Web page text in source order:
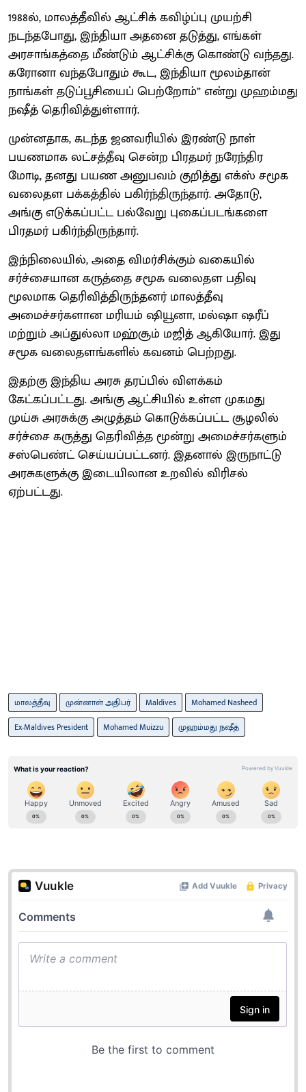
1988ல், மாலத்தீவில் ஆட்சிக் கவிழ்ப்பு முயற்சி
நடந்தபோது, இந்தியா அதனை தடுத்து, எங்கள்
அரசாங்கத்தை மீண்டும் ஆட்சிக்கு கொண்டு வந்தது.
கரோனா வந்தபோதும் கூட, இந்தியா மூலம்தான்
நாங்கள் தடுப்பூசியைப் பெற்றோம்” என்று முஹம்மது
நஷீத் தெரிவித்துள்ளார்.
முன்னதாக, கடந்த ஜனவரியில் இரண்டு நாள்
பயணமாக லட்சத்தீவு சென்ற பிரதமர் நரேந்திர
மோடி, தனது பயண அனுபவம் குறித்து எக்ஸ் சமூக
வலைதள பக்கத்தில் பகிர்ந்திருந்தார். அதோடு,
அங்கு எடுக்கப்பட்ட பல்வேறு புகைப்படங்களை
பிரதமர் பகிர்ந்திருந்தார்.
இந்நிலையில், அதை விமர்சிக்கும் வகையில்
சர்ச்சையான கருத்தை சமூக வலைதள பதிவு
மூலமாக தெரிவித்திருந்தனர் மாலத்தீவு
அமைச்சர்களான மரியம் ஷியூனா, மல்ஷா ஷரீப்
மற்றும் அப்துல்லா மஹ்சூம் மஜித் ஆகியோர். இது
சமூக வலைதளங்களில் கவனம் பெற்றது.
இதற்கு இந்திய அரசு தரப்பில் விளக்கம்
கேட்கப்பட்டது. அங்கு ஆட்சியில் உள்ள முகமது
முய்சு அரசுக்கு அழுத்தம் கொடுக்கப்பட்ட சூழலில்
சர்ச்சை கருத்து தெரிவித்த மூன்று அமைச்சர்களும்
சஸ்பெண்ட் செய்யப்பட்டனர். இதனால் இருநாட்டு
அரசுகளுக்கு இடையிலான உறவில் விரிசல்
ஏற்பட்டது.
மாலத்தீவு முன்னாள் அதிபர் Maldives
Mohamed Nasheed
Ex-Maldives President
Mohamed Muizzu முஹம்மது நஷீத்